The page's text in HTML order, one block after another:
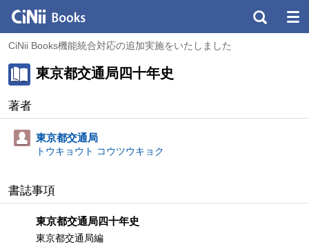
CiNii Books機能統合対応の追加実施をいたしました
東京都交通局四十年史
著者
東京都交通局
トウキョウト コウツウキョク
書誌事項
東京都交通局四十年史
東京都交通局編